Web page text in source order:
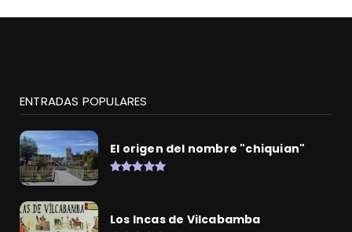
ENTRADAS POPULARES
El origen del nombre "chiquian"
Los Incas de Vilcabamba